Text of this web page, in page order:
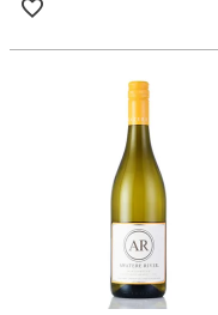
サロン
その他
イタリア
チリ